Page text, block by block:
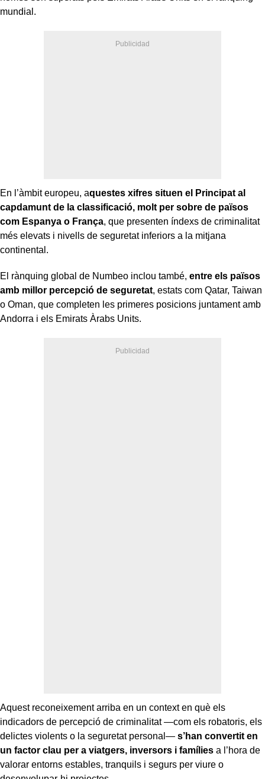
mundial.
En l’àmbit europeu, aquestes xifres situen el Principat al
capdamunt de la classificació, molt per sobre de països
com Espanya o França, que presenten índexs de criminalitat
més elevats i nivells de seguretat inferiors a la mitjana
continental.
El rànquing global de Numbeo inclou també, entre els països
amb millor percepció de seguretat, estats com Qatar, Taiwan
o Oman, que completen les primeres posicions juntament amb
Andorra i els Emirats Àrabs Units.
Aquest reconeixement arriba en un context en què els
indicadors de percepció de criminalitat —com els robatoris, els
delictes violents o la seguretat personal— s’han convertit en
un factor clau per a viatgers, inversors i famílies a l’hora de
valorar entorns estables, tranquils i segurs per viure o